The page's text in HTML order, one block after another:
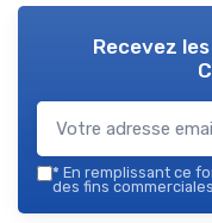
Recevez
* En remplissant ce
des fins commerciales